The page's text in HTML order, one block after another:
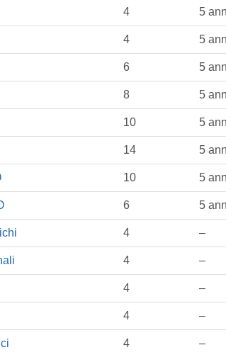
4 5
4 5
6 5
8 5
10 5
14 5
10 5
6 5
4 –
4 –
4 –
4 –
4 –